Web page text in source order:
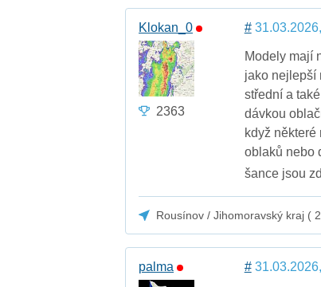
Klokan_0
2363
#
Modely mají
jako nejlepší
střední a
dávkou
když
oblaků nebo
šance jsou
Rousínov / Jihomoravský kraj (
palma #